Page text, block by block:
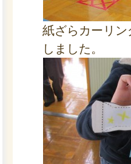
紙ざらカーリ
しました。